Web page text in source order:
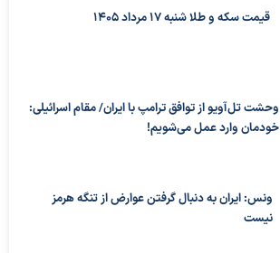
قیمت سکه و طلا شنبه 17 مرداد 1405
وحشت تل‌آویو از توافق ترامپ با ایران/ مقام اسرائیلی:
خودمان وارد عمل می‌شویم!
ونس: ایران به دنبال گرفتن عوارض از تنگه هرمز
نیست